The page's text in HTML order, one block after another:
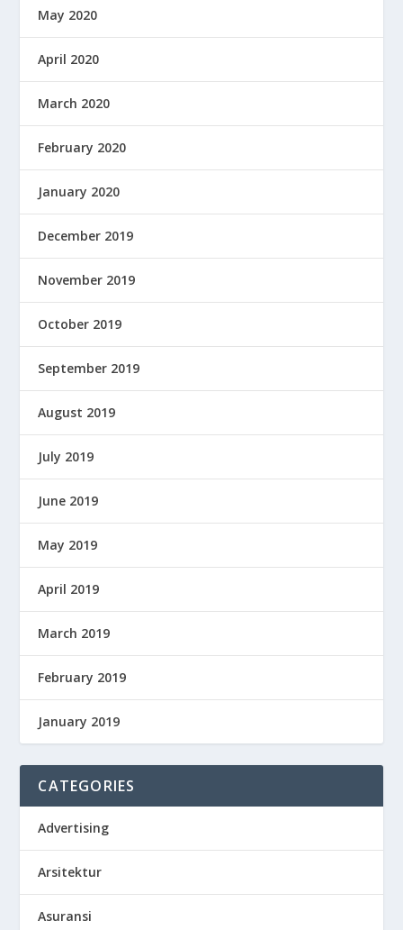
May 2020
April 2020
March 2020
February 2020
January 2020
December 2019
November 2019
October 2019
September 2019
August 2019
July 2019
June 2019
May 2019
April 2019
March 2019
February 2019
January 2019
CATEGORIES
Advertising
Arsitektur
Asuransi